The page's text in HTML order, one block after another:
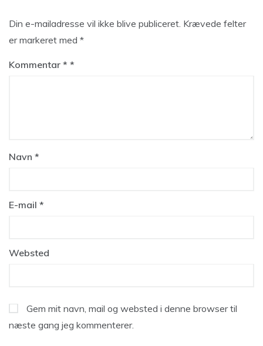
Din e-mailadresse vil ikke blive publiceret. Krævede felter
er markeret med *
Kommentar *
Navn *
E-mail *
Websted
Gem mit navn, mail og websted i denne browser til
næste gang jeg kommenterer.